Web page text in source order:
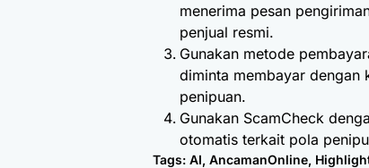
menerima pesan
penjual resmi.
Gunakan metode
diminta membayar dengan
penipuan.
Gunakan ScamCheck
otomatis terkait pola
Tags: AI, AncamanOnline,